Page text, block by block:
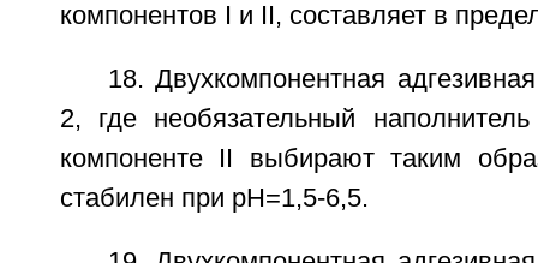
компонентов I и II, составляет в
18. Двухкомпонентная
2, где необязательный
компоненте II выбирают таким
стабилен при pH=1,5-6,5.